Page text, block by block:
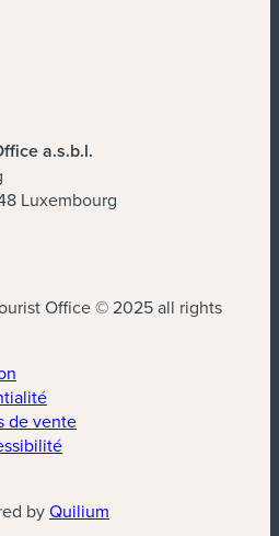
a.s.b.l.
Luxembourg
Office © 2025 all rights
de vente
byQuilium